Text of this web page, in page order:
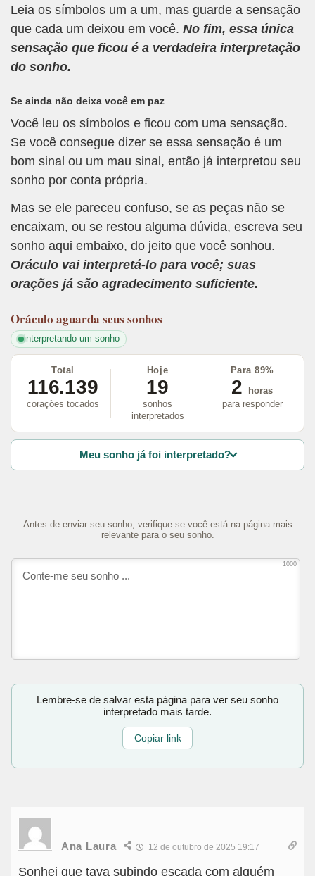
Leia os símbolos um a um, mas guarde a sensação
que cada um deixou em você. No fim, essa única
sensação que ficou é a verdadeira interpretação
do sonho.
Se ainda não deixa você em paz
Você leu os símbolos e ficou com uma sensação.
Se você consegue dizer se essa sensação é um
bom sinal ou um mau sinal, então já interpretou seu
sonho por conta própria.
Mas se ele pareceu confuso, se as peças não se
encaixam, ou se restou alguma dúvida, escreva seu
sonho aqui embaixo, do jeito que você sonhou.
Oráculo vai interpretá-lo para você; suas
orações já são agradecimento suficiente.
Oráculo aguarda seus sonhos
interpretando um sonho
Total
116.139
corações tocados
Hoje
19
sonhos
interpretados
Para 89%
2
horas
para responder
Meu sonho já foi interpretado?
Antes de enviar seu sonho, verifique se você está na página mais
relevante para o seu sonho.
1000
Lembre-se de salvar esta página para ver seu sonho
interpretado mais tarde.
Copiar link
Ana Laura 12 de outubro de 2025 19:17
Sonhei que tava subindo escada com alguém